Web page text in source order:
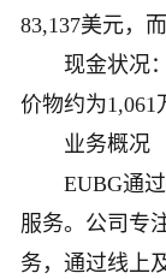
83,137美元，
现金状况：
价物约为1,061
业务概况
EUBG通过
服务。公司专
务，通过线上